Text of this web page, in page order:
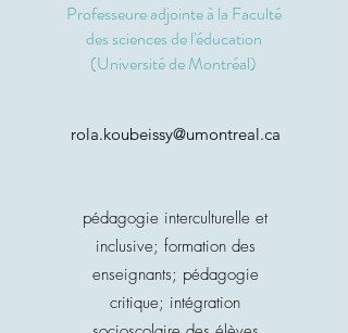
Professeure adjointe à la Faculté
des sciences de l'éducation
(Université de Montréal)
rola.koubeissy@umontreal.ca
pédagogie interculturelle et
inclusive; formation des
enseignants; pédagogie
critique; intégration